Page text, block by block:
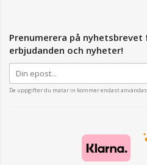
Prenumerera på
erbjudanden och nyheter!
De uppgifter du matar in kommer endast